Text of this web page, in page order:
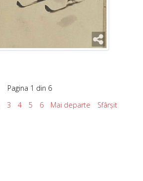
Pagina 1 din 6
3 4 5 6 Mai departe Sfârșit